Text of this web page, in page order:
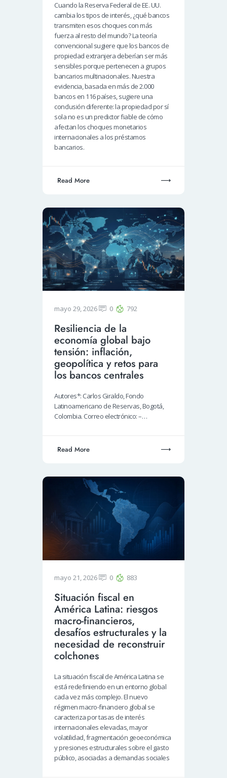
Cuando la Reserva Federal de EE. UU.
cambia los tipos de interés, ¿qué bancos
transmiten esos choques con más
fuerza al resto del mundo? La teoría
convencional sugiere que los bancos de
propiedad extranjera deberían ser más
sensibles porque pertenecen a grupos
bancarios multinacionales. Nuestra
evidencia, basada en más de 2.000
bancos en 116 países, sugiere una
conclusión diferente: la propiedad por sí
sola no es un predictor fiable de cómo
afectan los choques monetarios
internacionales a los préstamos
bancarios.
Read More
mayo 29, 2026 0 792
Resiliencia de la
economía global bajo
tensión: inflación,
geopolítica y retos para
los bancos centrales
Autores*: Carlos Giraldo, Fondo
Latinoamericano de Reservas, Bogotá,
Colombia. Correo electrónico: –…
Read More
mayo 21, 2026 0 883
Situación fiscal en
América Latina: riesgos
macro-financieros,
desafíos estructurales y la
necesidad de reconstruir
colchones
La situación fiscal de América Latina se
está redefiniendo en un entorno global
cada vez más complejo. El nuevo
régimen macro-financiero global se
caracteriza por tasas de interés
internacionales elevadas, mayor
volatilidad, fragmentación geoeconómica
y presiones estructurales sobre el gasto
público, asociadas a demandas sociales